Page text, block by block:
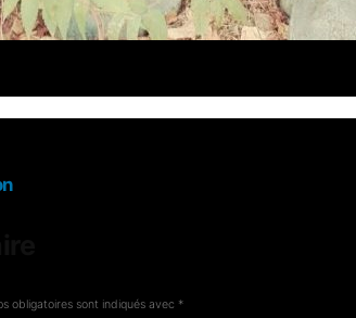
obligatoires sont indiqués avec *